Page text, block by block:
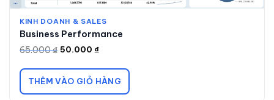
KINH DOANH & SALES
Business Performance
65.000₫
Giá
là:
65.000 ₫.
50.000 ₫
Giá
tại
50.000 ₫.
THÊM VÀO GIỎ HÀNG